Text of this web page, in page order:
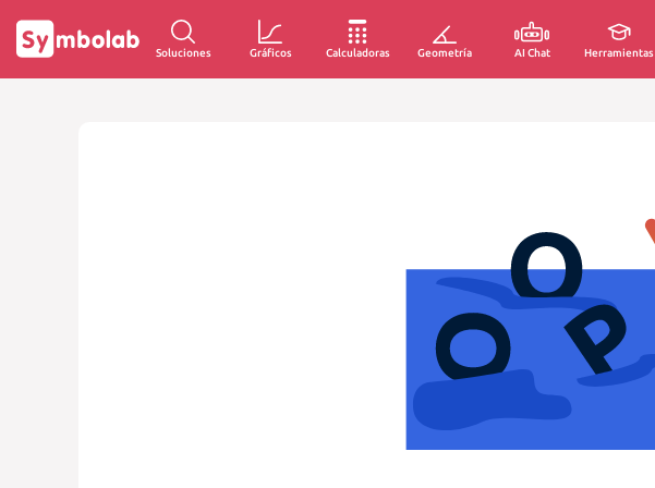
Soluciones Gráficos Calculadoras Geometría AI Chat Herramientas